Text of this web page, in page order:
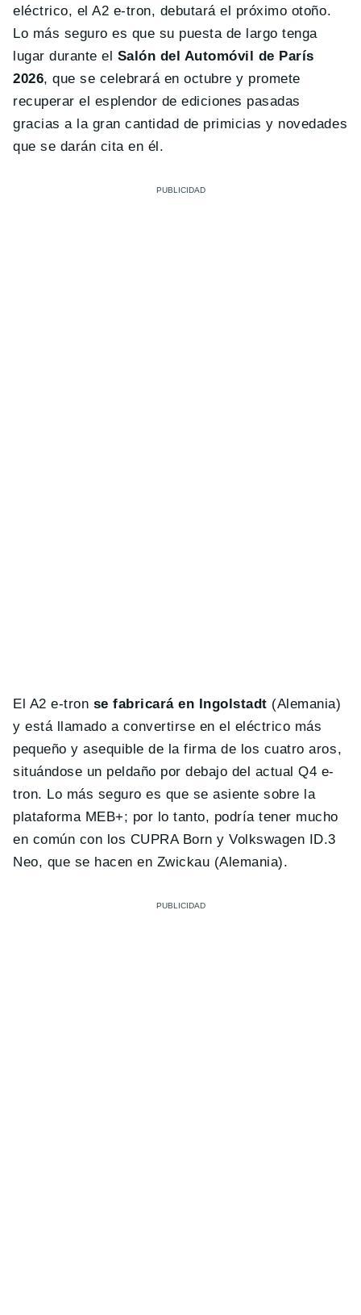
eléctrico, el A2 e-tron, debutará el próximo otoño.
Lo más seguro es que su puesta de largo tenga
lugar durante el Salón del Automóvil de París
2026, que se celebrará en octubre y promete
recuperar el esplendor de ediciones pasadas
gracias a la gran cantidad de primicias y novedades
que se darán cita en él.
El A2 e-tron se fabricará en Ingolstadt (Alemania)
y está llamado a convertirse en el eléctrico más
pequeño y asequible de la firma de los cuatro aros,
situándose un peldaño por debajo del actual Q4 e-
tron. Lo más seguro es que se asiente sobre la
plataforma MEB+; por lo tanto, podría tener mucho
en común con los CUPRA Born y Volkswagen ID.3
Neo, que se hacen en Zwickau (Alemania).